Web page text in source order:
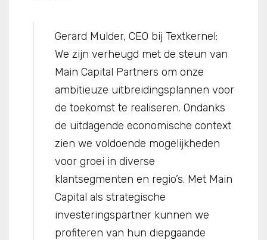
Gerard Mulder, CEO bij Textkernel:
We zijn verheugd met de steun van
Main Capital Partners om onze
ambitieuze uitbreidingsplannen voor
de toekomst te realiseren. Ondanks
de uitdagende economische context
zien we voldoende mogelijkheden
voor groei in diverse
klantsegmenten en regio’s. Met Main
Capital als strategische
investeringspartner kunnen we
profiteren van hun diepgaande